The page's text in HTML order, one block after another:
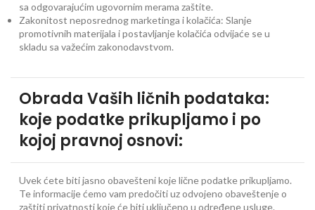
sa odgovarajućim ugovornim merama zaštite.
Zakonitost neposrednog marketinga i kolačića: Slanje
promotivnih materijala i postavljanje kolačića odvijaće se u
skladu sa važećim zakonodavstvom.
Obrada Vaših ličnih podataka:
koje podatke prikupljamo i po
kojoj pravnoj osnovi:
Uvek ćete biti jasno obavešteni koje lične podatke prikupljamo.
Te informacije ćemo vam predočiti uz odvojeno obaveštenje o
zaštiti privatnosti koje će biti uključeno u određene usluge.